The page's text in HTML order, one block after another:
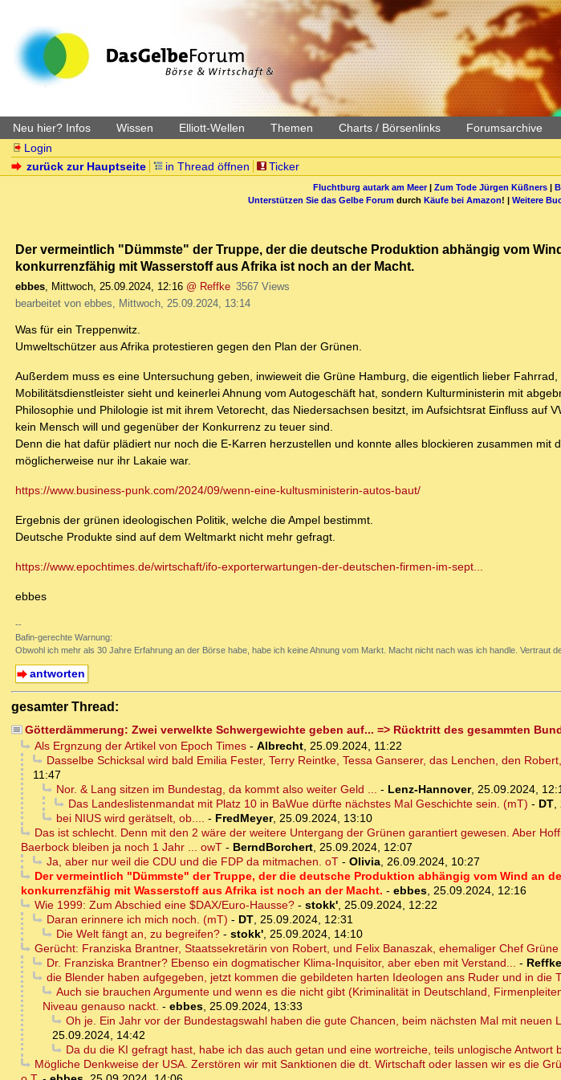
Neu hier? Infos Wissen Elliott-Wellen Themen Charts / Börsenlinks Forumsarchive
Login
zurück zur Hauptseite
in Thread öffnen Ticker
Fluchtburg autark am Meer| Zum Tode Jürgen Küßners|
Unterstützen Sie das Gelbe Forum durch Käufe bei Amazon! | Weitere
Der vermeintlich "Dümmste" der Truppe, der die deutsche Produktion abhängig vom
konkurrenzfähig mit Wasserstoff aus Afrika ist noch an der Macht.
ebbes, Mittwoch, 25.09.2024, 12:16 @ Reffke 3567 Views
bearbeitet von ebbes, Mittwoch, 25.09.2024, 13:14
Was für ein Treppenwitz.
Umweltschützer aus Afrika protestieren gegen den Plan der Grünen.
Außerdem muss es eine Untersuchung geben, inwieweit die Grüne Hamburg, die eigentlich lieber
Mobilitätsdienstleister sieht und keinerlei Ahnung vom Autogeschäft hat, sondern Kulturministerin mit
Philosophie und Philologie ist mit ihrem Vetorecht, das Niedersachsen besitzt, im Aufsichtsrat Einfluss auf
kein Mensch will und gegenüber der Konkurrenz zu teuer sind.
Denn die hat dafür plädiert nur noch die E-Karren herzustellen und konnte alles blockieren zusammen mit
möglicherweise nur ihr Lakaie war.
https://www.business-punk.com/2024/09/wenn-eine-kultusministerin-autos-baut/
Ergebnis der grünen ideologischen Politik, welche die Ampel bestimmt.
Deutsche Produkte sind auf dem Weltmarkt nicht mehr gefragt.
https://www.epochtimes.de/wirtschaft/ifo-exporterwartungen-der-deutschen-firmen-im-sept...
ebbes
--
Bafin-gerechte Warnung:
Obwohl ich mehr als 30 Jahre Erfahrung an der Börse habe, habe ich keine Ahnung vom Markt. Macht nicht nach was ich handle. Vertraut
antworten
gesamter Thread:
Götterdämmerung: Zwei verwelkte Schwergewichte geben auf... => Rücktritt des gesammten
Als Ergnzung der Artikel von Epoch Times- Albrecht, 25.09.2024, 11:22
Dasselbe Schicksal wird bald Emilia Fester, Terry Reintke, Tessa Ganserer, das Lenchen, den
11:47
Nor. & Lang sitzen im Bundestag, da kommt also weiter Geld ... - Lenz-Hannover, 25.09.2024,
Das Landeslistenmandat mit Platz 10 in BaWue dürfte nächstes Mal Geschichte sein. (mT) - DT,
bei NIUS wird gerätselt, ob.... - FredMeyer, 25.09.2024, 13:10
Das ist schlecht. Denn mit den 2 wäre der weitere Untergang der Grünen garantiert gewesen. Aber
Baerbock bleiben ja noch 1 Jahr ... owT - BerndBorchert, 25.09.2024, 12:07
Ja, aber nur weil die CDU und die FDP da mitmachen. oT- Olivia, 26.09.2024, 10:27
Der vermeintlich "Dümmste" der Truppe, der die deutsche Produktion abhängig vom Wind an
konkurrenzfähig mit Wasserstoff aus Afrika ist noch an der Macht. - ebbes, 25.09.2024, 12:16
Wie 1999: Zum Abschied eine $DAX/Euro-Hausse?- stokk', 25.09.2024, 12:22
Daran erinnere ich mich noch. (mT) - DT, 25.09.2024, 12:31
Die Welt fängt an, zu begreifen?- stokk', 25.09.2024, 14:10
Gerücht: Franziska Brantner, Staatssekretärin von Robert, und Felix Banaszak, ehemaliger Chef
Dr. Franziska Brantner? Ebenso ein dogmatischer Klima-Inquisitor, aber eben mit Verstand... - Reffke
die Blender haben aufgegeben, jetzt kommen die gebildeten harten Ideologen ans Ruder und in die
Auch sie brauchen Argumente und wenn es die nicht gibt (Kriminalität in Deutschland,
Niveau genauso nackt. - ebbes, 25.09.2024, 13:33
Oh je. Ein Jahr vor der Bundestagswahl haben die gute Chancen, beim nächsten Mal mit neuen
25.09.2024, 14:42
Da du die KI gefragt hast, habe ich das auch getan und eine wortreiche, teils unlogische Antwort
Mögliche Denkweise der USA. Zerstören wir mit Sanktionen die dt. Wirtschaft oder lassen wir es die